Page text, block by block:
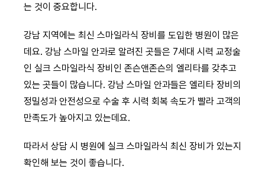
는 것이 중요합니다.
강남 지역에는 최신 스마일라식 장비를 도입한 병원이 많은
데요. 강남 스마일 안과로 알려진 곳들은 7세대 시력 교정술
인 실크 스마일라식 장비인 존슨앤존슨의 엘리타를 갖추고
있는 곳들이 많습니다. 강남 스마일 안과들은 엘리타 장비의
정밀성과 안전성으로 수술 후 시력 회복 속도가 빨라 고객의
만족도가 높아지고 있는데요.
따라서 상담 시 병원에 실크 스마일라식 최신 장비가 있는지
확인해 보는 것이 좋습니다.